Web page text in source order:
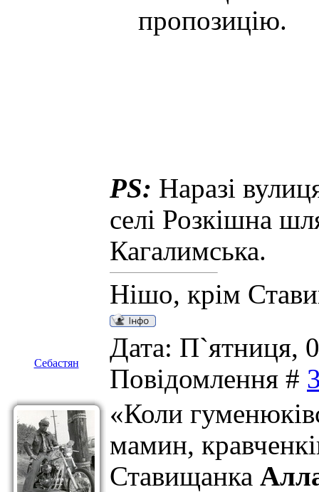
пропозицію.
PS: Наразі
селі Розкішна
Кагалимська.
Нішо, крім
Себастян
Дата: П`ятниця,
Повідомлення #
«Коли
мамин,
Ставищанка